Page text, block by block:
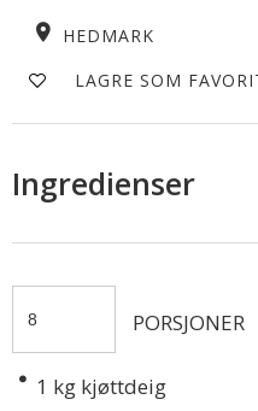
HEDMARK
LAGRE SOM
Ingredienser
PORSJONER
1 kg kjøttdeig